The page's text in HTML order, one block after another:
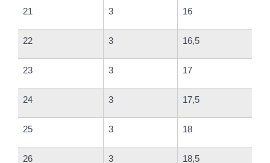
21 3 16
22 3 16,5
23 3 17
24 3 17,5
25 3 18
26 3 18,5